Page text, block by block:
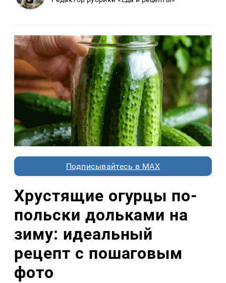
Подписывайтесь в MAX
Хрустящие огурцы по-
польски дольками на
зиму: идеальный
рецепт с пошаговым
фото